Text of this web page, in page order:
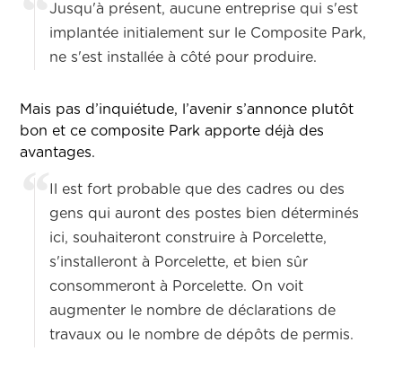
Jusqu'à présent, aucune entreprise qui s'est
implantée initialement sur le Composite Park,
ne s'est installée à côté pour produire.
Mais pas d’inquiétude, l’avenir s’annonce plutôt
bon et ce composite Park apporte déjà des
avantages.
Il est fort probable que des cadres ou des
gens qui auront des postes bien déterminés
ici, souhaiteront construire à Porcelette,
s'installeront à Porcelette, et bien sûr
consommeront à Porcelette. On voit
augmenter le nombre de déclarations de
travaux ou le nombre de dépôts de permis.